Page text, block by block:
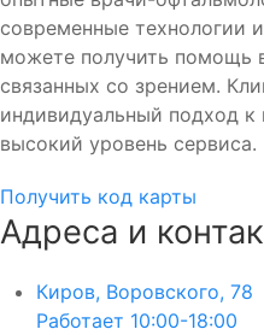
современные технологии
можете получить помощь
связанных со зрением.
индивидуальный подход
высокий уровень сервиса.
Получить код карты
Адреса и
Киров, Воровского, 78
Работает 10:00-18:00